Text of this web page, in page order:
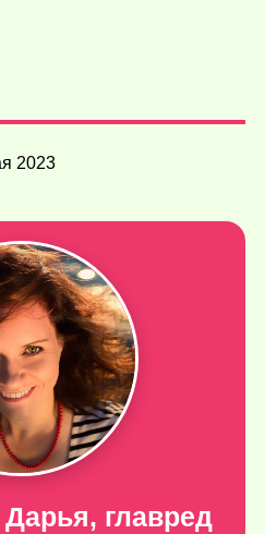
2023
главред